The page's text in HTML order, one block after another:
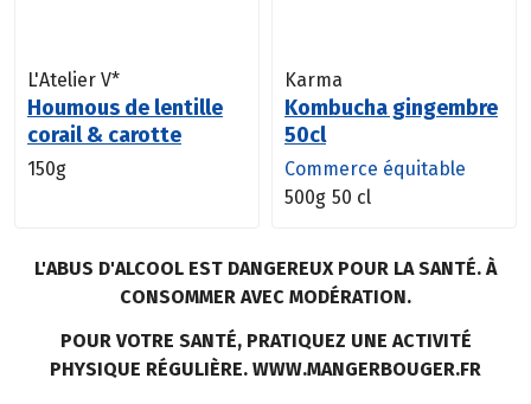
L'Atelier V*
Houmous de lentille
corail & carotte
150g
Karma
Kombucha gingembre
50cl
Commerce équitable
500g 50 cl
L'ABUS D'ALCOOL EST DANGEREUX POUR LA SANTÉ. À
CONSOMMER AVEC MODÉRATION.
POUR VOTRE SANTÉ, PRATIQUEZ UNE ACTIVITÉ
PHYSIQUE RÉGULIÈRE. WWW.MANGERBOUGER.FR